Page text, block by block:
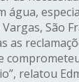
água,
São
as
relatou